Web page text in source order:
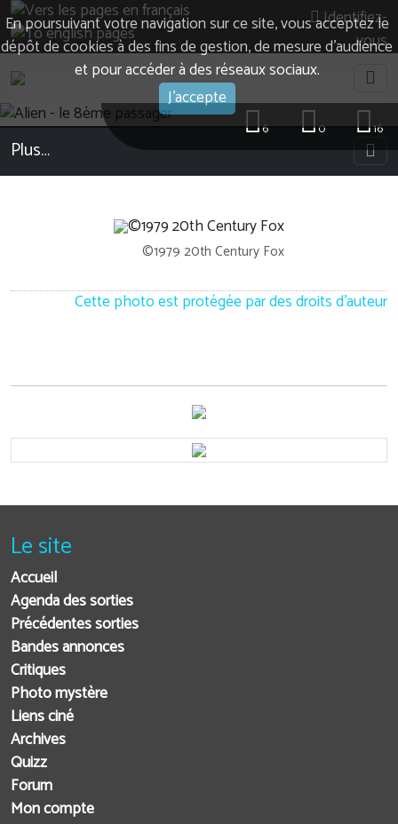
En poursuivant votre navigation sur ce site, vous acceptez le
dépôt de cookies à des fins de gestion, de mesure d’audience
et pour accéder à des réseaux sociaux.
J'accepte
Identifiez-
vous
16
0
6
Plus…
©1979 20th Century Fox
Cette photo est protégée par des droits d'auteur
Le site
Accueil
Agenda des sorties
Précédentes sorties
Bandes annonces
Critiques
Photo mystère
Liens ciné
Archives
Quizz
Forum
Mon compte